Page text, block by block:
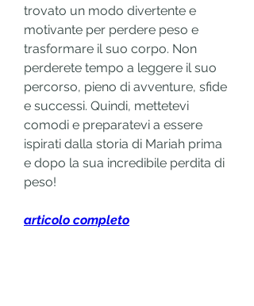
trovato un modo divertente e
motivante per perdere peso e
trasformare il suo corpo. Non
perderete tempo a leggere il suo
percorso, pieno di avventure, sfide
e successi. Quindi, mettetevi
comodi e preparatevi a essere
ispirati dalla storia di Mariah prima
e dopo la sua incredibile perdita di
peso!
articolo completo